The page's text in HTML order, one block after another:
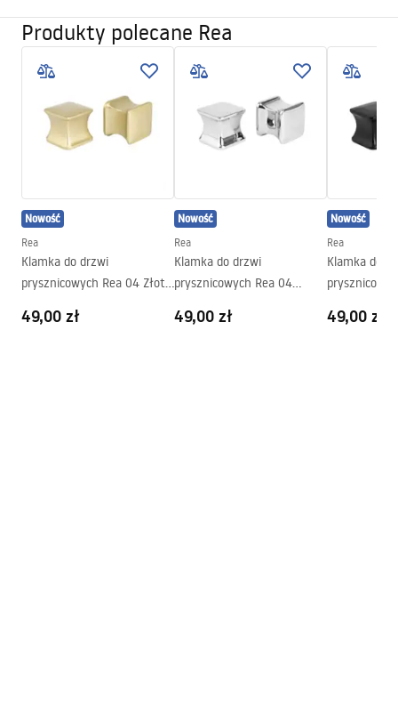
Rodzaj baterii:
Jednouchwytowa
Sposób montażu:
Podtynkowy
Regulacja wysokości:
Tak
Wylewka wannowa:
Nie
Regulacja ciśnienia:
Tak
Model
JS-625103-1BRG
Gwarancja
Informacje o bezpieczeństwie
Safety_Information_Shower_set.pdf
Warunki gwarancji
Warranty_Terms_and_Conditions_Faucets_-_5.pdf
Instrukcja montażu
Pielęgnacja
Pielegnacja.pdf
Produkty polecane Rea
Nowość
Rea
Klamka do drzwi
prysznicowych Rea 04 Złoto
49,00 zł
Nowość
Rea
Klamka do drzwi
prysznicowych Rea 04
49,00 zł
Nowość
Rea
Klamka do
49,00 zł